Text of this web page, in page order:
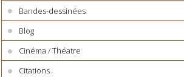
Bandes-dessinées
Blog
Cinéma / Théatre
Citations